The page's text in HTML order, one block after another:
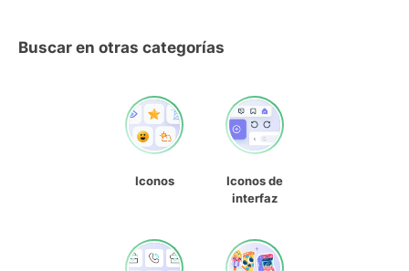
Buscar en otras categorías
Iconos
Iconos de
interfaz